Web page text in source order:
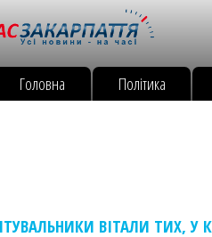
Головна Політика
ВІТАЛИ ТИХ, У